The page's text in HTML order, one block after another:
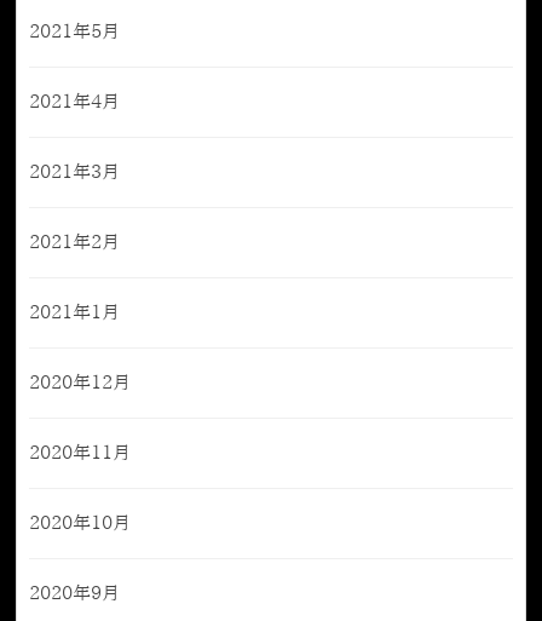
2021年5月
2021年4月
2021年3月
2021年2月
2021年1月
2020年12月
2020年11月
2020年10月
2020年9月